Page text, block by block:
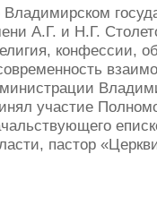
Владимирском
А.Г. и Н.Г.
конфессии,
участие
пастор